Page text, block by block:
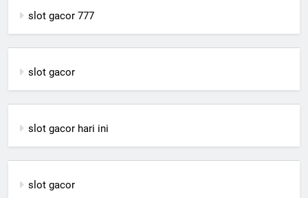
slot gacor 777
slot gacor
slot gacor hari ini
slot gacor